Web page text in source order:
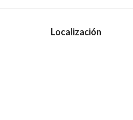
Localización